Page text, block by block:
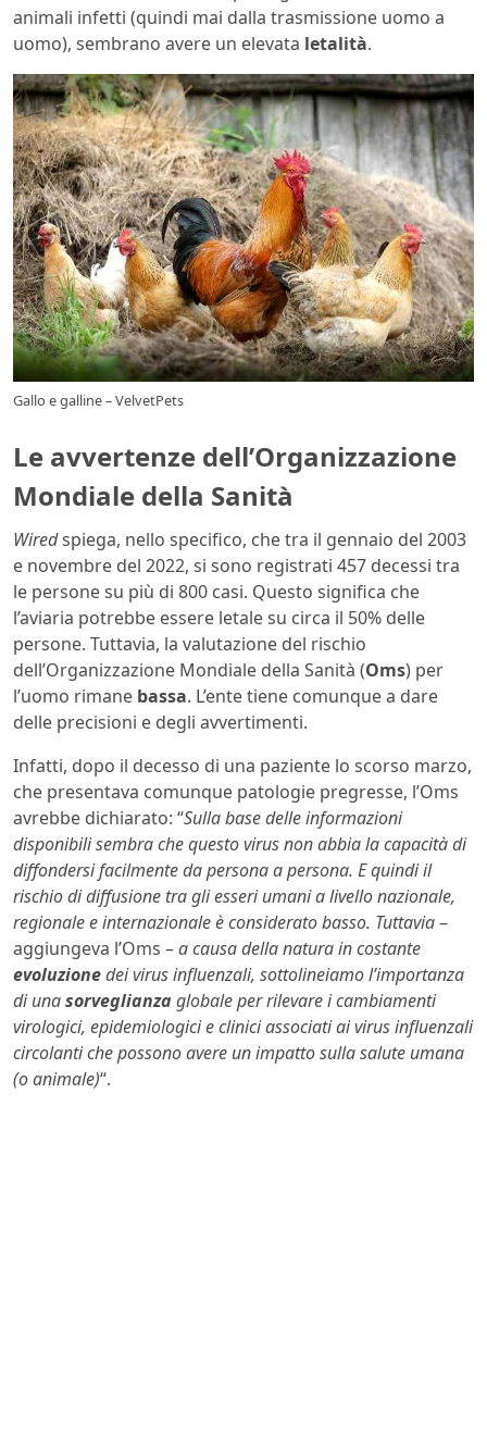
animali infetti (quindi mai dalla trasmissione uomo a
uomo), sembrano avere un elevata letalità.
Gallo e galline – VelvetPets
Le avvertenze dell’Organizzazione
Mondiale della Sanità
Wiredspiega, nello specifico, che tra il gennaio del 2003
e novembre del 2022, si sono registrati 457 decessi tra
le persone su più di 800 casi. Questo significa che
l’aviaria potrebbe essere letale su circa il 50% delle
persone. Tuttavia, la valutazione del rischio
dell’Organizzazione Mondiale della Sanità (Oms) per
l’uomo rimane bassa. L’ente tiene comunque a dare
delle precisioni e degli avvertimenti.
Infatti, dopo il decesso di una paziente lo scorso marzo,
che presentava comunque patologie pregresse, l’Oms
avrebbe dichiarato: “Sulla base delle informazioni
disponibili sembra che questo virus non abbia la capacità di
diffondersi facilmente da persona a persona. E quindi il
rischio di diffusione tra gli esseri umani a livello nazionale,
regionale e internazionale è considerato basso. Tuttavia–
aggiungeva l’Oms –a causa della natura in costante
evoluzionedei virus influenzali, sottolineiamo l’importanza
di unasorveglianzaglobale per rilevare i cambiamenti
virologici, epidemiologici e clinici associati ai virus influenzali
circolanti che possono avere un impatto sulla salute umana
(o animale)“.